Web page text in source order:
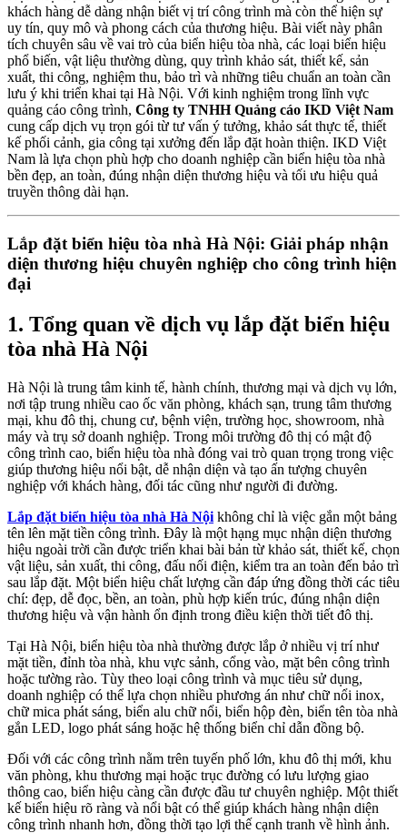
khách hàng dễ dàng nhận biết vị trí công trình mà còn thể hiện sự
uy tín, quy mô và phong cách của thương hiệu. Bài viết này phân
tích chuyên sâu về vai trò của biển hiệu tòa nhà, các loại biển hiệu
phổ biến, vật liệu thường dùng, quy trình khảo sát, thiết kế, sản
xuất, thi công, nghiệm thu, bảo trì và những tiêu chuẩn an toàn cần
lưu ý khi triển khai tại Hà Nội. Với kinh nghiệm trong lĩnh vực
quảng cáo công trình, Công ty TNHH Quảng cáo IKD Việt Nam
cung cấp dịch vụ trọn gói từ tư vấn ý tưởng, khảo sát thực tế, thiết
kế phối cảnh, gia công tại xưởng đến lắp đặt hoàn thiện. IKD Việt
Nam là lựa chọn phù hợp cho doanh nghiệp cần biển hiệu tòa nhà
bền đẹp, an toàn, đúng nhận diện thương hiệu và tối ưu hiệu quả
truyền thông dài hạn.
Lắp đặt biển hiệu tòa nhà Hà Nội: Giải pháp nhận
diện thương hiệu chuyên nghiệp cho công trình hiện
đại
1. Tổng quan về dịch vụ lắp đặt biển hiệu
tòa nhà Hà Nội
Hà Nội là trung tâm kinh tế, hành chính, thương mại và dịch vụ lớn,
nơi tập trung nhiều cao ốc văn phòng, khách sạn, trung tâm thương
mại, khu đô thị, chung cư, bệnh viện, trường học, showroom, nhà
máy và trụ sở doanh nghiệp. Trong môi trường đô thị có mật độ
công trình cao, biển hiệu tòa nhà đóng vai trò quan trọng trong việc
giúp thương hiệu nổi bật, dễ nhận diện và tạo ấn tượng chuyên
nghiệp với khách hàng, đối tác cũng như người đi đường.
Lắp đặt biển hiệu tòa nhà Hà Nội không chỉ là việc gắn một bảng
tên lên mặt tiền công trình. Đây là một hạng mục nhận diện thương
hiệu ngoài trời cần được triển khai bài bản từ khảo sát, thiết kế, chọn
vật liệu, sản xuất, thi công, đấu nối điện, kiểm tra an toàn đến bảo trì
sau lắp đặt. Một biển hiệu chất lượng cần đáp ứng đồng thời các tiêu
chí: đẹp, dễ đọc, bền, an toàn, phù hợp kiến trúc, đúng nhận diện
thương hiệu và vận hành ổn định trong điều kiện thời tiết đô thị.
Tại Hà Nội, biển hiệu tòa nhà thường được lắp ở nhiều vị trí như
mặt tiền, đỉnh tòa nhà, khu vực sảnh, cổng vào, mặt bên công trình
hoặc tường rào. Tùy theo loại công trình và mục tiêu sử dụng,
doanh nghiệp có thể lựa chọn nhiều phương án như chữ nổi inox,
chữ mica phát sáng, biển alu chữ nổi, biển hộp đèn, biển tên tòa nhà
gắn LED, logo phát sáng hoặc hệ thống biển chỉ dẫn đồng bộ.
Đối với các công trình nằm trên tuyến phố lớn, khu đô thị mới, khu
văn phòng, khu thương mại hoặc trục đường có lưu lượng giao
thông cao, biển hiệu càng cần được đầu tư chuyên nghiệp. Một thiết
kế biển hiệu rõ ràng và nổi bật có thể giúp khách hàng nhận diện
công trình nhanh hơn, đồng thời tạo lợi thế cạnh tranh về hình ảnh.